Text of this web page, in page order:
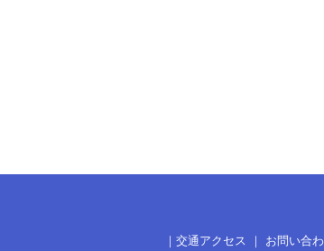
｜ 交通アクセス ｜ お問い合